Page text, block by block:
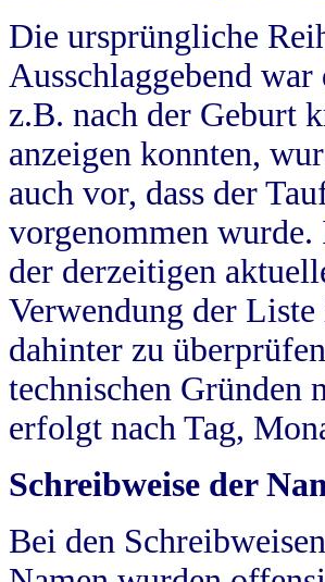
Die ursprüngliche
Ausschlaggebend
z.B. nach der Geburt
anzeigen konnten,
auch vor, dass der
vorgenommen
der derzeitigen
Verwendung der
dahinter zu
technischen Gründen
erfolgt nach Tag,
Schreibweise der
Bei den